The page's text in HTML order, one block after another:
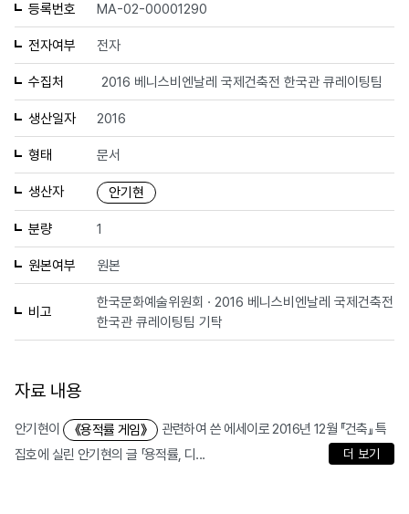
등록번호 MA-02-00001290
전자여부 전자
수집처 2016 베니스비엔날레 국제건축전 한국관 큐레이팅팀
생산일자 2016
형태 문서
생산자 안기현
분량 1
원본여부 원본
비고
한국문화예술위원회 · 2016 베니스비엔날레 국제건축전
한국관 큐레이팅팀 기탁
자료 내용
안기현이 《용적률 게임》
관련하여 쓴 에세이로 2016년 12월 『건축』 특
집호에 실린 안기현의 글 「용적률, 디...
더 보기